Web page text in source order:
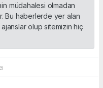
müdahalesi olmadan
Bu haberlerde yer alan
olup sitemizin hiç